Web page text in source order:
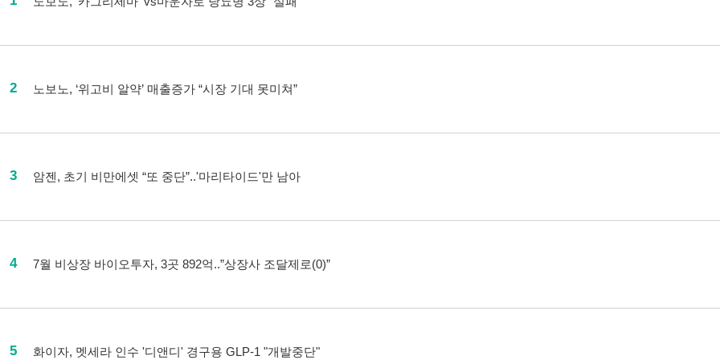
2 노보노, ‘위고비 알약’ 매출증가 “시장 기대 못미쳐”
3 암젠, 초기 비만에셋 “또 중단”..'마리타이드'만 남아
4 7월 비상장 바이오투자, 3곳 892억..”상장사 조달제로(0)”
5 화이자, 멧세라 인수 '디앤디' 경구용 GLP-1 "개발중단"